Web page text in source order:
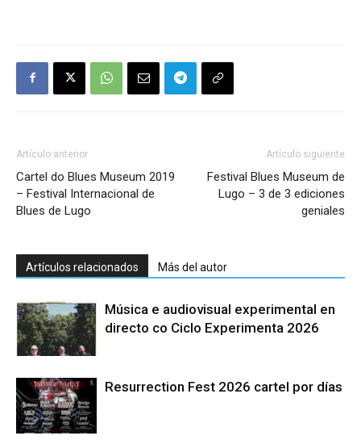
Artículo anterior
Cartel do Blues Museum 2019
– Festival Internacional de
Blues de Lugo
Artículo siguiente
Festival Blues Museum de
Lugo – 3 de 3 ediciones
geniales
Artículos relacionados Más del autor
Música e audiovisual experimental en
directo co Ciclo Experimenta 2026
Resurrection Fest 2026 cartel por días